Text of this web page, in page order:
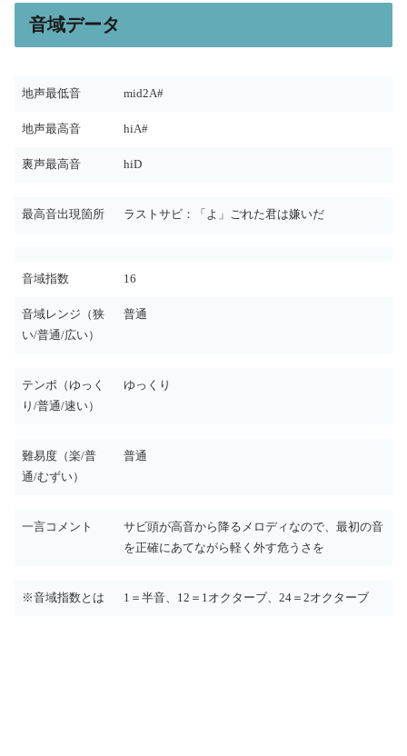
音域データ
地声最低音 mid2A#
地声最高音 hiA#
裏声最高音 hiD
最高音出現箇所 ラストサビ：「よ」ごれた君は嫌いだ
音域指数 16
音域レンジ（狭
い/普通/広い）
普通
テンポ（ゆっく
り/普通/速い）
ゆっくり
難易度（楽/普
通/むずい）
普通
一言コメント
サビ頭が高音から降るメロディなので、最初の音
を正確にあてながら軽く外す危うさを
※音域指数とは 1＝半音、12＝1オクターブ、24＝2オクターブ